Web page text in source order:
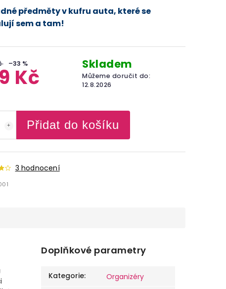
–33 %
Kč
Skladem
Můžeme doručit do:
12.8.2026
Přidat do košíku
3 hodnocení
předměty v kufru auta, které se
sem a tam!
Doplňkové parametry
Kategorie:
Organizéry